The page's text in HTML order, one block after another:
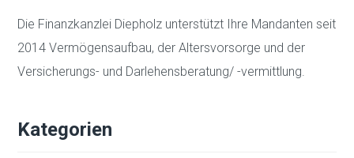
Die Finanzkanzlei Diepholz unterstützt Ihre Mandanten seit
2014 Vermögensaufbau, der Altersvorsorge und der
Versicherungs- und Darlehensberatung/ -vermittlung.
Kategorien